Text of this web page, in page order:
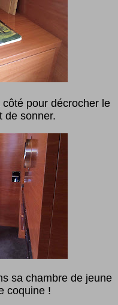
pour décrocher le
de sonner.
sa chambre de jeune
coquine !